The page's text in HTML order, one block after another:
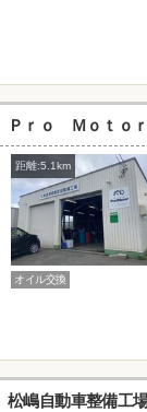
Ｐｒｏ Ｍｏｔｏｒ
距離:5.1km
オイル交換
松嶋自動車整備工